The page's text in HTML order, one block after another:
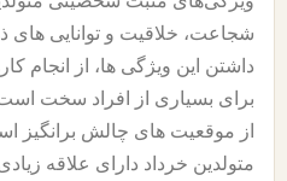
شجاعت، خلاقیت و توانایی های
داشتن این ویژگی ها، از انجام
برای بسیاری از افراد سخت
از موقعیت های چالش برانگیز
متولدین خرداد دارای علاقه